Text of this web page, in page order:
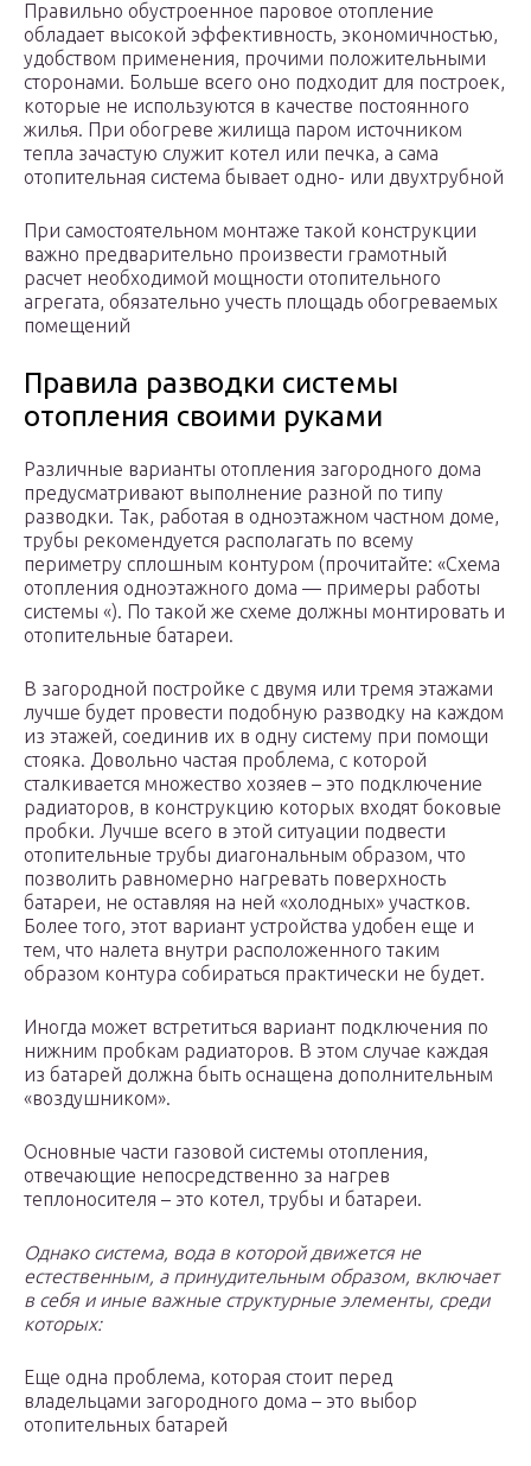
Правильно обустроенное паровое отопление
обладает высокой эффективность, экономичностью,
удобством применения, прочими положительными
сторонами. Больше всего оно подходит для построек,
которые не используются в качестве постоянного
жилья. При обогреве жилища паром источником
тепла зачастую служит котел или печка, а сама
отопительная система бывает одно- или двухтрубной
При самостоятельном монтаже такой конструкции
важно предварительно произвести грамотный
расчет необходимой мощности отопительного
агрегата, обязательно учесть площадь обогреваемых
помещений
Правила разводки системы
отопления своими руками
Различные варианты отопления загородного дома
предусматривают выполнение разной по типу
разводки. Так, работая в одноэтажном частном доме,
трубы рекомендуется располагать по всему
периметру сплошным контуром (прочитайте: «Схема
отопления одноэтажного дома — примеры работы
системы «). По такой же схеме должны монтировать и
отопительные батареи.
В загородной постройке с двумя или тремя этажами
лучше будет провести подобную разводку на каждом
из этажей, соединив их в одну систему при помощи
стояка. Довольно частая проблема, с которой
сталкивается множество хозяев – это подключение
радиаторов, в конструкцию которых входят боковые
пробки. Лучше всего в этой ситуации подвести
отопительные трубы диагональным образом, что
позволить равномерно нагревать поверхность
батареи, не оставляя на ней «холодных» участков.
Более того, этот вариант устройства удобен еще и
тем, что налета внутри расположенного таким
образом контура собираться практически не будет.
Иногда может встретиться вариант подключения по
нижним пробкам радиаторов. В этом случае каждая
из батарей должна быть оснащена дополнительным
«воздушником».
Основные части газовой системы отопления,
отвечающие непосредственно за нагрев
теплоносителя – это котел, трубы и батареи.
Однако система, вода в которой движется не
естественным, а принудительным образом, включает
в себя и иные важные структурные элементы, среди
которых:
Еще одна проблема, которая стоит перед
владельцами загородного дома – это выбор
отопительных батарей